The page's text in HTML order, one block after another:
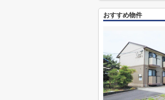
おすすめ物件